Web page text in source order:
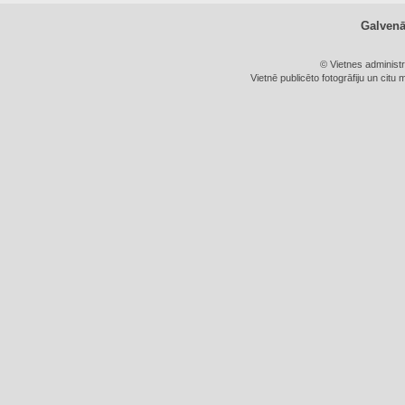
© Vietnes
Vietnē publicēto fotogrāfiju un citu